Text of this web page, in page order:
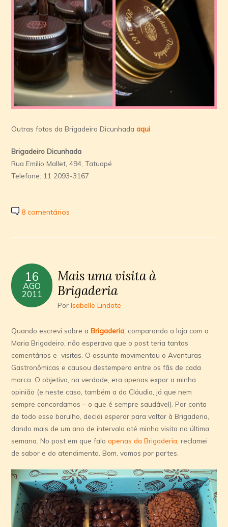
Outras fotos da Brigadeiro Dicunhadaaqui
Brigadeiro Dicunhada
Rua Emilio Mallet, 494, Tatuapé
Telefone: 11 2093-3167
8 comentários
16
AGO
2011
Mais uma visita à
Brigaderia
PorIsabelle Lindote
Quando escrevi sobre aBrigaderia , comparando a loja com a
Maria Brigadeiro, não esperava que o post teria tantos
comentários e visitas. O assunto movimentou o Aventuras
Gastronômicas e causou destempero entre os fãs de cada
marca. O objetivo, na verdade, era apenas expor a minha
opinião (e neste caso, também a da Cláudia, já que nem
sempre concordamos – o que é sempre saudável). Por conta
de todo esse barulho, decidi esperar para voltar à Brigaderia,
dando mais de um ano de intervalo até minha visita na última
semana. No post em que faloapenas da Brigaderia , reclamei
de sabor e do atendimento. Bom, vamos por partes.